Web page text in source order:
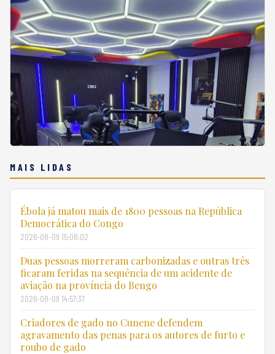
MAIS LIDAS
Ébola já matou mais de 1800 pessoas na República
Democrática do Congo
2026-08-09 15:08:02
Duas pessoas morreram carbonizadas e outras três
ficaram feridas na sequência de um acidente de
aviação na província do Bengo
2026-08-09 14:57:37
Criadores de gado no Cunene defendem
agravamento das penas para os autores de furto e
roubo de gado